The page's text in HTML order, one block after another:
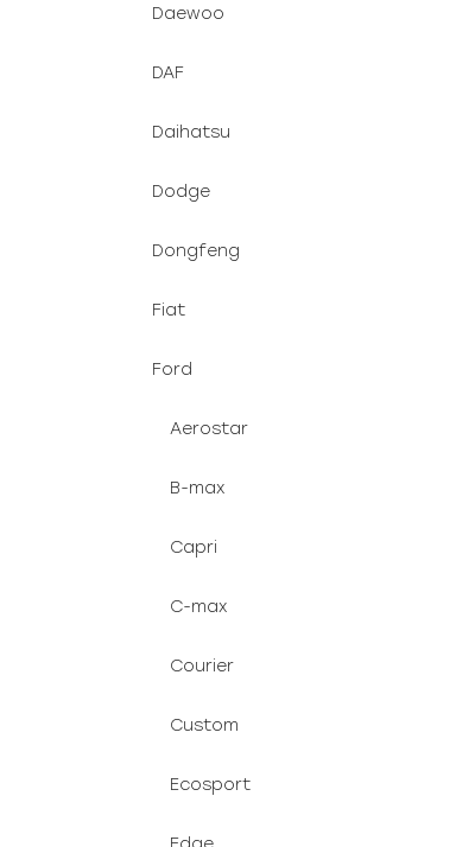
Daewoo
DAF
Daihatsu
Dodge
Dongfeng
Fiat
Ford
Aerostar
B-max
Capri
C-max
Courier
Custom
Ecosport